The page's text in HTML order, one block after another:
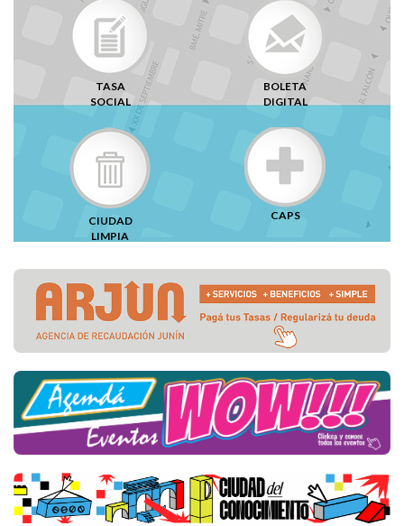
TASA
SOCIAL
BOLETA
DIGITAL
CIUDAD
LIMPIA
CAPS
Destacados de la Semana